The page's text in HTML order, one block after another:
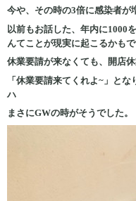
今や、その時の3倍に感染者が
以前もお話した、年内に1000
んてことが現実に起こるかもで
休業要請が来なくても、開店
「休業要請来てくれよ~」と
ハ
まさにGWの時がそうでした。